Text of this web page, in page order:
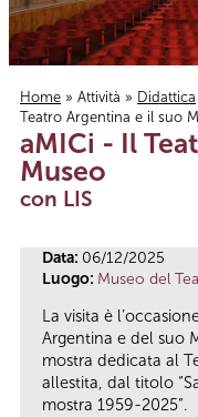
Tu sei qui
Home » Attività » Didattica
Teatro Argentina e il suo
aMICi - Il
Museo
con LIS
Data: 06/12/2025
Luogo: Museo del
La visita è
Argentina e del suo
mostra dedicata al
allestita, dal titolo
mostra 1959-2025”.